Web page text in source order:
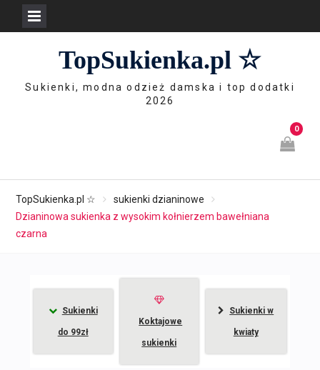
TopSukienka.pl ☆
Sukienki, modna odzież damska i top dodatki
2026
0
TopSukienka.pl ☆
sukienki dzianinowe
Dzianinowa sukienka z wysokim kołnierzem bawełniana
czarna
Sukienki
do 99zł
Koktajowe
sukienki
Sukienki w
kwiaty